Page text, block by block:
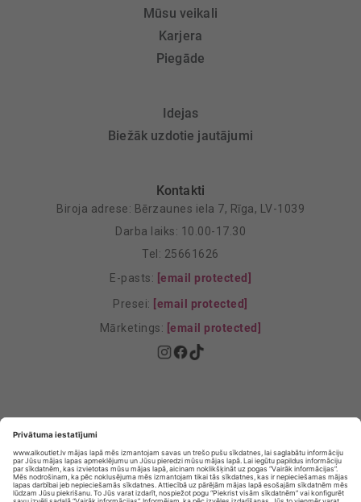
Mūsu veikali
Karjera
Piegāde
Idejas
Biežāk uzdotie jautājumi
Kontakti
Biroja adrese: Bērzaunes iela 7, Rīga, LV-1039
Darba laiks: 10.00-17.30
Tel: 25661626
E-pasts: [email protected]
Presei: [email protected]
Mārketings: [email protected]
Privātuma Iestatījumi
E-veikala lietošanas noteikumi